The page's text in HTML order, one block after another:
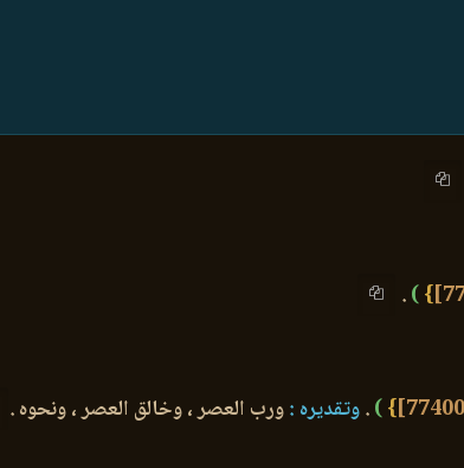
}
)
.
}
)
.وتقديره :ورب العصر ، وخالق العصر ، ونحوه .